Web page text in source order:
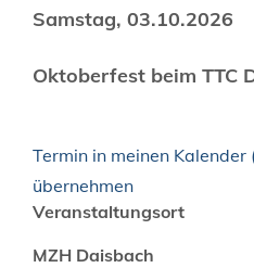
Samstag, 03.10.2026
Oktoberfest beim TTC
Termin in meinen Kalender
übernehmen
Veranstaltungsort
MZH Daisbach